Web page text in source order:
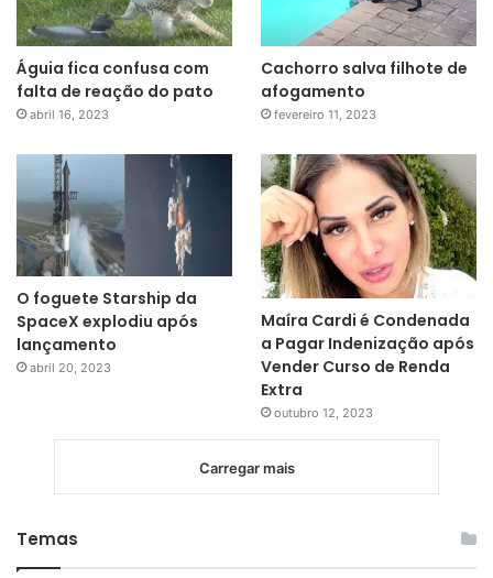
Águia fica confusa com
falta de reação do pato
abril 16, 2023
Cachorro salva filhote de
afogamento
fevereiro 11, 2023
O foguete Starship da
SpaceX explodiu após
lançamento
abril 20, 2023
Maíra Cardi é Condenada
a Pagar Indenização após
Vender Curso de Renda
Extra
outubro 12, 2023
Carregar mais
Temas